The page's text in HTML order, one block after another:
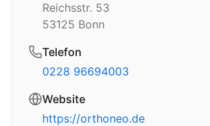
Reichsstr. 53
53125 Bonn
Telefon
0228 96694003
Website
https://orthoneo.de